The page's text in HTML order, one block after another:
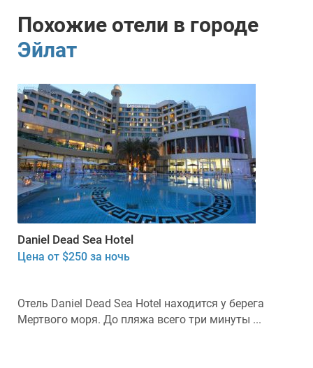
Похожие отели в городе
Эйлат
Daniel Dead Sea Hotel
Цена от $250 за ночь
Отель Daniel Dead Sea Hotel находится у берега
Мертвого моря. До пляжа всего три минуты ...